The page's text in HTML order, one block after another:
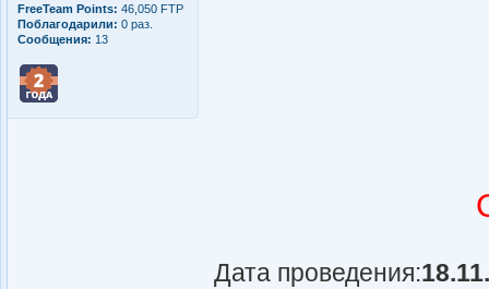
FreeTeam Points: 46,050 FTP
Поблагодарили: 0 раз.
Сообщения: 13
Дата проведения: